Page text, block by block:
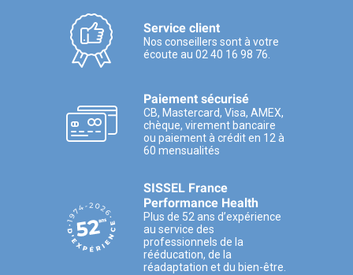
Service client
Nos conseillers sont à votre
écoute au 02 40 16 98 76.
Paiement sécurisé
CB, Mastercard, Visa, AMEX,
chèque, virement bancaire
ou paiement à crédit en 12 à
60 mensualités
SISSEL France
Performance Health
Plus de 52 ans d’expérience
au service des
professionnels de la
rééducation, de la
réadaptation et du bien-être.